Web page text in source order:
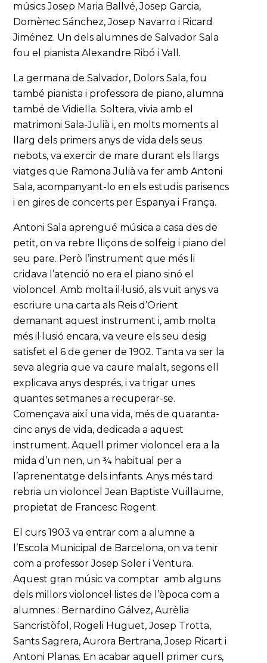
músics Josep Maria Ballvé, Josep Garcia,
Domènec Sánchez, Josep Navarro i Ricard
Jiménez. Un dels alumnes de Salvador Sala
fou el pianista Alexandre Ribó i Vall.
La germana de Salvador, Dolors Sala, fou
també pianista i professora de piano, alumna
també de Vidiella. Soltera, vivia amb el
matrimoni Sala-Julià i, en molts moments al
llarg dels primers anys de vida dels seus
nebots, va exercir de mare durant els llargs
viatges que Ramona Julià va fer amb Antoni
Sala, acompanyant-lo en els estudis parisencs
i en gires de concerts per Espanya i França.
Antoni Sala aprengué música a casa des de
petit, on va rebre lliçons de solfeig i piano del
seu pare. Però l’instrument que més li
cridava l’atenció no era el piano sinó el
violoncel. Amb molta il·lusió, als vuit anys va
escriure una carta als Reis d’Orient
demanant aquest instrument i, amb molta
més il·lusió encara, va veure els seu desig
satisfet el 6 de gener de 1902. Tanta va ser la
seva alegria que va caure malalt, segons ell
explicava anys després, i va trigar unes
quantes setmanes a recuperar-se.
Començava així una vida, més de quaranta-
cinc anys de vida, dedicada a aquest
instrument. Aquell primer violoncel era a la
mida d’un nen, un ¾ habitual per a
l’aprenentatge dels infants. Anys més tard
rebria un violoncel Jean Baptiste Vuillaume,
propietat de Francesc Rogent.
El curs 1903 va entrar com a alumne a
l’Escola Municipal de Barcelona, on va tenir
com a professor Josep Soler i Ventura.
Aquest gran músic va comptar amb alguns
dels millors violoncel·listes de l’època com a
alumnes : Bernardino Gálvez, Aurèlia
Sancristòfol, Rogeli Huguet, Josep Trotta,
Sants Sagrera, Aurora Bertrana, Josep Ricart i
Antoni Planas. En acabar aquell primer curs,